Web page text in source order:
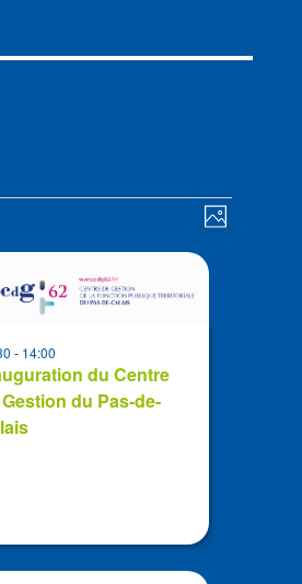
de
Photo
du Centre
du Pas-de-
- 14:00